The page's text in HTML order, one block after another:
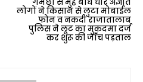
लोगों ने किसान से लुटा मोबाईल
फोन व नकदी राजातालाब
पुलिस ने लूट का मुकदमा दर्ज
कर शुरू की जाँच पड़ताल